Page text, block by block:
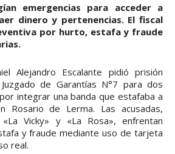
emergencias para acceder a
dinero y pertenencias. El fiscal
por hurto, estafa y fraude
Alejandro Escalante pidió prisión
de Garantías N°7 para dos
integrar una banda que estafaba a
Rosario de Lerma. Las acusadas,
Vicky» y «La Rosa», enfrentan
y fraude mediante uso de tarjeta
real.